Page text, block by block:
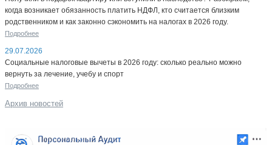
когда возникает обязанность платить НДФЛ, кто считается близким
родственником и как законно сэкономить на налогах в 2026 году.
Подробнее
29.07.2026
Социальные налоговые вычеты в 2026 году: сколько реально можно
вернуть за лечение, учебу и спорт
Подробнее
Архив новостей